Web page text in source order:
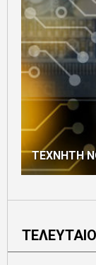
ΤΕΧΝΗΤΗ